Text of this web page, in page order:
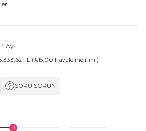
Ay
TL (%15,00 havale indirimi)
SORU SORUN